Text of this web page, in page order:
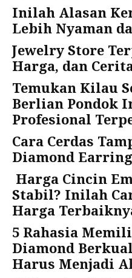
Inilah Alasan
Lebih Nyaman
Jewelry Store
Harga, dan
Temukan Kilau
Berlian Pondok
Profesional
Cara Cerdas
Diamond
Harga Cincin
Stabil? Inilah
Harga
5 Rahasia
Diamond
Harus Menjadi